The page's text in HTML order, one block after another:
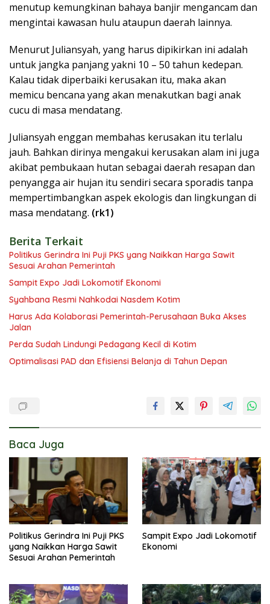
menutup kemungkinan bahaya banjir mengancam dan
mengintai kawasan hulu ataupun daerah lainnya.
Menurut Juliansyah, yang harus dipikirkan ini adalah
untuk jangka panjang yakni 10 – 50 tahun kedepan.
Kalau tidak diperbaiki kerusakan itu, maka akan
memicu bencana yang akan menakutkan bagi anak
cucu di masa mendatang.
Juliansyah enggan membahas kerusakan itu terlalu
jauh. Bahkan dirinya mengakui kerusakan alam ini juga
akibat pembukaan hutan sebagai daerah resapan dan
penyangga air hujan itu sendiri secara sporadis tanpa
mempertimbangkan aspek ekologis dan lingkungan di
masa mendatang. (rk1)
Berita Terkait
Politikus Gerindra Ini Puji PKS yang Naikkan Harga Sawit
Sesuai Arahan Pemerintah
Sampit Expo Jadi Lokomotif Ekonomi
Syahbana Resmi Nahkodai Nasdem Kotim
Harus Ada Kolaborasi Pemerintah-Perusahaan Buka Akses
Jalan
Perda Sudah Lindungi Pedagang Kecil di Kotim
Optimalisasi PAD dan Efisiensi Belanja di Tahun Depan
Baca Juga
Politikus Gerindra Ini Puji PKS
yang Naikkan Harga Sawit
Sesuai Arahan Pemerintah
Sampit Expo Jadi Lokomotif
Ekonomi